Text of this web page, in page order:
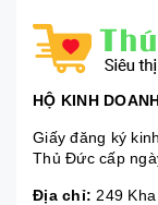
HỘ KINH
Giấy đăng ký
Thủ Đức cấp
Địa chỉ: 249